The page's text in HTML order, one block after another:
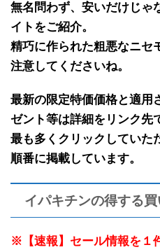
無名問わず、安いだけじゃ
イトをご紹介。
精巧に作られた粗悪なニセ
注意してくださいね。
最新の限定特価価格と適用
ゼント等は詳細をリンク先
最も多くクリックしていた
順番に掲載しています。
イパキチンの得する
※【速報】セール情報を１